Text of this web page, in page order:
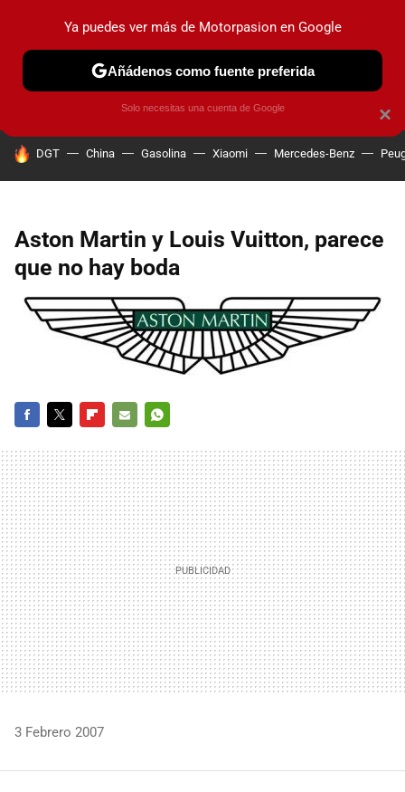
PRUEBAS COCHES ELÉCTRICOS OBSERVATORIO
HOY SE HABLA DE
DGT China Gasolina Xiaomi Mercedes-Benz
Aston Martin y Louis Vuitton, parece
que no hay boda
MAIL
3 Febrero 2007
×
Ya puedes ver más de Motorpasion en Google
Añádenos como fuente preferida
Solo necesitas una cuenta de Google